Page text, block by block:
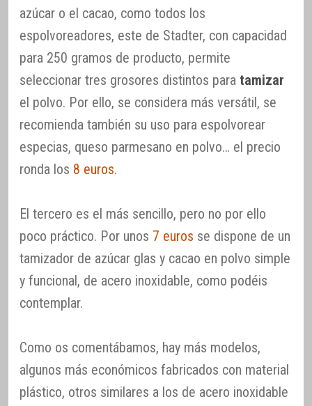
azúcar o el cacao, como todos los
espolvoreadores, este de Stadter, con capacidad
para 250 gramos de producto, permite
seleccionar tres grosores distintos para tamizar
el polvo. Por ello, se considera más versátil, se
recomienda también su uso para espolvorear
especias, queso parmesano en polvo… el precio
ronda los 8 euros.
El tercero es el más sencillo, pero no por ello
poco práctico. Por unos 7 euros se dispone de un
tamizador de azúcar glas y cacao en polvo simple
y funcional, de acero inoxidable, como podéis
contemplar.
Como os comentábamos, hay más modelos,
algunos más económicos fabricados con material
plástico, otros similares a los de acero inoxidable